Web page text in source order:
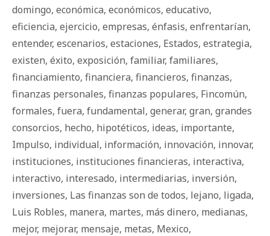
domingo, económica, económicos, educativo,
eficiencia, ejercicio, empresas, énfasis, enfrentarían,
entender, escenarios, estaciones, Estados, estrategia,
existen, éxito, exposición, familiar, familiares,
financiamiento, financiera, financieros, finanzas,
finanzas personales, finanzas populares, Fincomún,
formales, fuera, fundamental, generar, gran, grandes
consorcios, hecho, hipotéticos, ideas, importante,
Impulso, individual, información, innovación, innovar,
instituciones, instituciones financieras, interactiva,
interactivo, interesado, intermediarias, inversión,
inversiones, Las finanzas son de todos, lejano, ligada,
Luis Robles, manera, martes, más dinero, medianas,
mejor, mejorar, mensaje, metas, Mexico,